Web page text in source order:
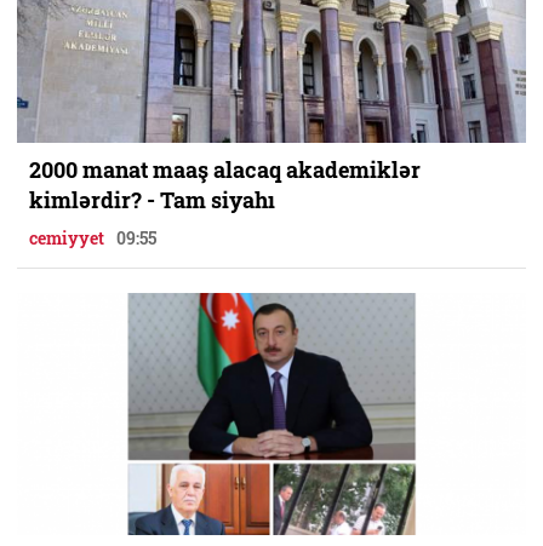
2000 manat maaş alacaq akademiklər
kimlərdir? - Tam siyahı
cemiyyet 09:55